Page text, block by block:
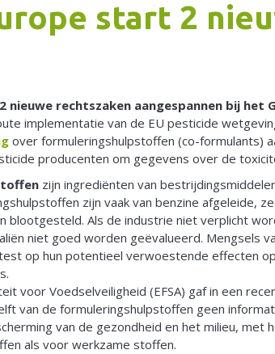
start 2
nieuwe rechtszaken aangespannen bij het
implementatie van de EU pesticide
over formuleringshulpstoffen (co-formulants)
producenten om gegevens over de
zijn ingrediënten van
zijn vaak van benzine afgeleide,
blootgesteld. Als de industrie niet verplicht
niet goed worden geëvalueerd. Mengsels
op hun potentieel verwoestende effecten
voor Voedselveiligheid (EFSA) gaf in een
van de formuleringshulpstoffen geen
van de gezondheid en het milieu, met
als voor werkzame stoffen.